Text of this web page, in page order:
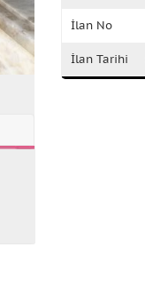
İlan No
İlan Tarihi